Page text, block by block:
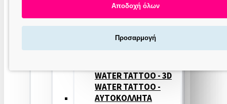
ΣΦΡΑΓΙΔΕΣ
ΝΥΧΙΩΝ
WATER TATTOO - 3D
WATER TATTOO -
ΑΥΤΟΚΟΛΛΗΤΑ
Αποδοχή όλων
Προσαρμογή